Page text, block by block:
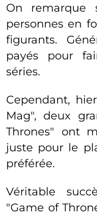
On remarque
personnes en
figurants.
payés pour
séries.
Cependant,
Mag", deux
Thrones" ont
juste pour le
préférée.
Véritable
"Game of